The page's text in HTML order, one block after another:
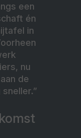
een
én
in
nu
de